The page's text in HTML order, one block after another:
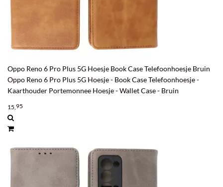
Oppo Reno 6 Pro Plus 5G Hoesje Book Case Telefoonhoesje Bruin
Oppo Reno 6 Pro Plus 5G Hoesje - Book Case Telefoonhoesje -
Kaarthouder Portemonnee Hoesje - Wallet Case - Bruin
15,95